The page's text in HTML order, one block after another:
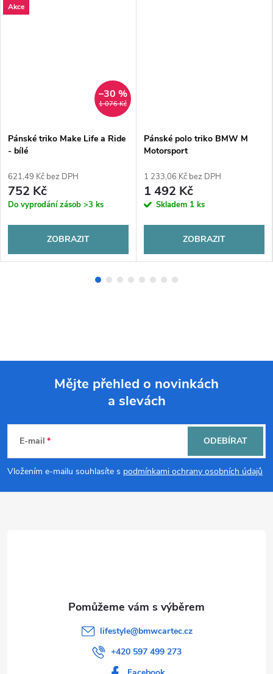
Akce
1 076 Kč
–30 %
Pánské triko Make Life a Ride
- bílé
621,49 Kč bez DPH
752 Kč
Do vyprodání zásob >3 ks
ZOBRAZIT
Pánské polo triko BMW M
Motorsport
1 233,06 Kč bez DPH
1 492 Kč
Skladem 1 ks
ZOBRAZIT
p
Mějte přehled o novinkách
a slevách
E-mail
Vložením e-mailu souhlasíte s podmínkami ochrany osobních údajů
ODEBÍRAT
lifestyle@bmwcartec.cz
+420 597 499 273